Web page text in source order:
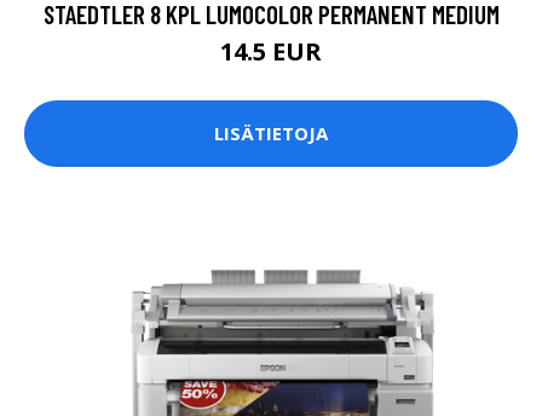
STAEDTLER 8 KPL LUMOCOLOR PERMANENT MEDIUM
14.5 EUR
LISÄTIETOJA